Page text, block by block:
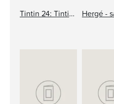
Tintin 24: Tintin och alfakonsten